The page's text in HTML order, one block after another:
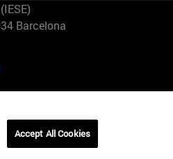
Barcelona
Brasil
Accept All Cookies